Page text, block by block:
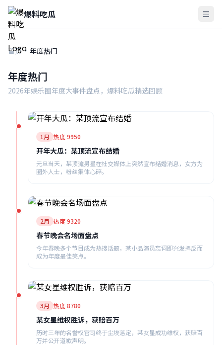
爆料吃瓜
首页 年度热门
年度热门
2026年娱乐圈年度大事件盘点，爆料吃瓜精选回顾
1月 热度 9950
开年大瓜：某顶流宣布结婚
元旦当天，某顶流男星在社交媒体上突然宣布结婚消息，女方为
圈外人士，粉丝集体心碎。
2月 热度 9320
春节晚会名场面盘点
今年春晚多个节目成为热搜话题，某小品演员忘词即兴发挥反而
成为年度最佳笑点。
3月 热度 8780
某女星维权胜诉，获赔百万
历时三年的名誉权官司终于尘埃落定，某女星成功维权，获赔百
万并公开道歉声明。